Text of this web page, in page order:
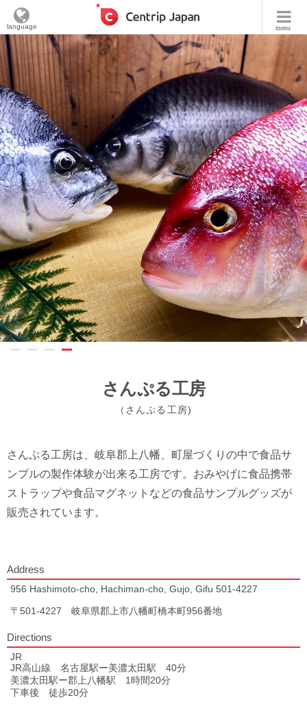
menu
language
さんぷる工房
（さんぷる工房)
さんぷる工房は、岐阜郡上八幡、町屋づくりの中で食品サ
ンプルの製作体験が出来る工房です。おみやげに食品携帯
ストラップや食品マグネットなどの食品サンプルグッズが
販売されています。
Address
956 Hashimoto-cho, Hachiman-cho, Gujo, Gifu 501-4227
〒501-4227 岐阜県郡上市八幡町橋本町956番地
Directions
JR
JR高山線 名古屋駅ー美濃太田駅 40分
美濃太田駅ー郡上八幡駅 1時間20分
下車後 徒歩20分